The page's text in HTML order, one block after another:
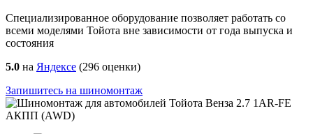
Специализированное оборудование позволяет работать со
всеми моделями Тойота вне зависимости от года выпуска и
состояния
5.0 на Яндексе (296 оценки)
Запишитесь на шиномонтаж